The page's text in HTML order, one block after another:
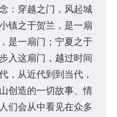
：穿越之门，风起城
镇之于贺兰，是一扇
是一扇门；宁夏之于
入这扇门，越过时间
，从近代到到当代，
创造的一切故事、情
们会从中看见在众多